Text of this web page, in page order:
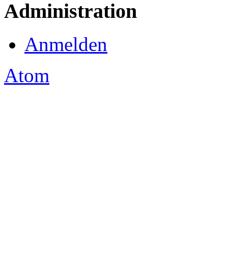
Administration
Anmelden
Atom